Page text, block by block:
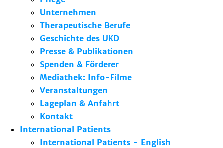
Unternehmen
Therapeutische Berufe
Geschichte des UKD
Presse & Publikationen
Spenden & Förderer
Mediathek: Info-Filme
Veranstaltungen
Lageplan & Anfahrt
Kontakt
International Patients
International Patients - English